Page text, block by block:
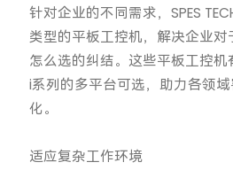
针对企业的不同需求，SPES
类型的平板工控机，解决企业
怎么选的纠结。这些平板工控
i系列的多平台可选，助力各领
化。
适应复杂工作环境